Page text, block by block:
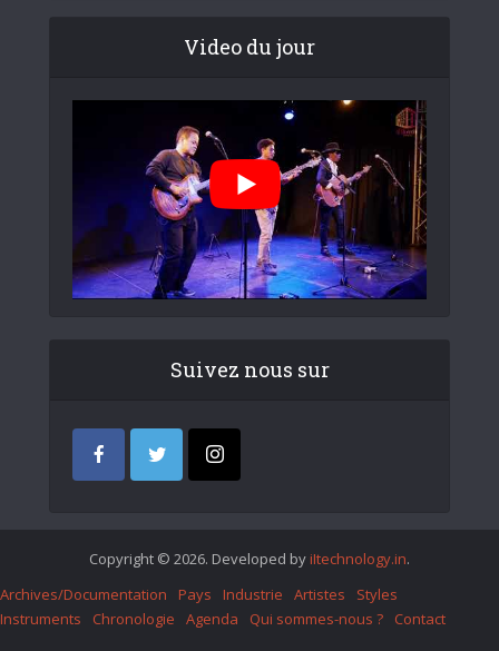
Video du jour
Suivez nous sur
Copyright © 2026. Developed by iItechnology.in.
Archives/Documentation
Pays Industrie Artistes
Styles
Instruments
Chronologie Agenda Qui sommes-nous ? Contact